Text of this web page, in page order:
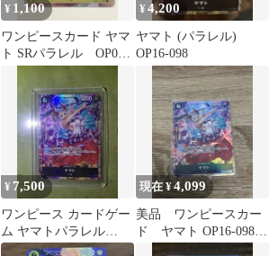
¥ 1,100
ワンピースカード ヤマ
ト SRパラレル OP04-
112
¥4,200
ヤマト (パラレル)
OP16-098
¥ 7,500
ワンピース カードゲー
ム ヤマトパラレル
【SR/P】
現在 ¥4,099
美品 ワンピースカー
ド ヤマト OP16-098
SR パラレル 決戦の刻